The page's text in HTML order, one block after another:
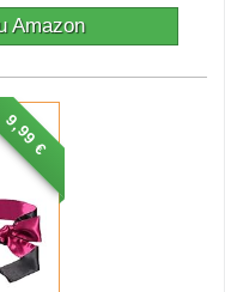
Amazon
9,99 €